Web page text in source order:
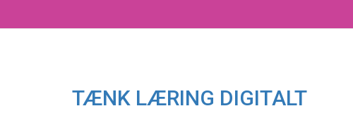
TÆNK LÆRING DIGITALT